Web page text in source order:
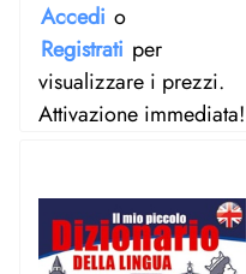
Accedi o
Registrati per
visualizzare i prezzi.
Attivazione immediata!